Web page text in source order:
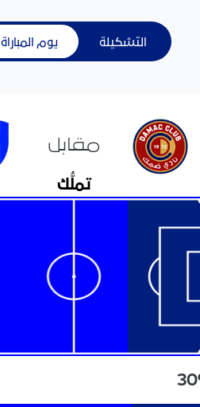
التشكيلة يوم المباراة
مقابل
تملُّك
30